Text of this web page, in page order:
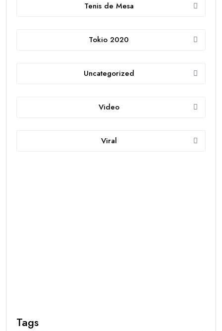
Tenis de Mesa
Tokio 2020
Uncategorized
Video
Viral
Tags